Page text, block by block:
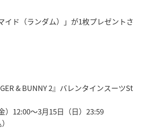
イド（ランダム）」が1枚プレゼントさ
& BUNNY 2』バレンタインスーツSt
）12:00〜3月15日（日）23:59